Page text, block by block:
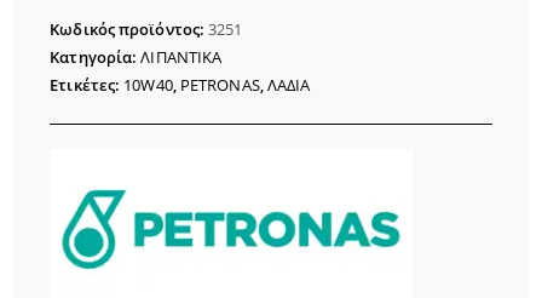
10W40
1L
100%
Κωδικός προϊόντος:3251
Κατηγορία:ΛΙΠΑΝΤΙΚΑ
Ετικέτες: 10W40, PETRONAS, ΛΑΔΙΑ